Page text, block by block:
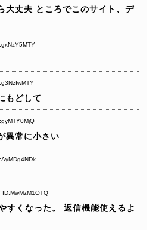
大丈夫 ところでこのサイト、デ
もどして
異常に小さい
ID:MwMzM1OTQ
すくなった。
返信機能使えるよ